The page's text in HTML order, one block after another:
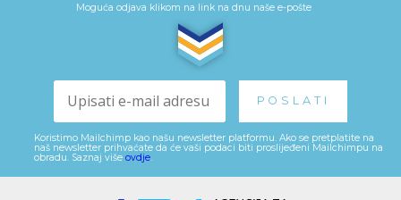
Moguća odjava klikom na link na dnu naše e-pošte
Koristimo Mailchimp kao našu newsletter platformu. Ako se pretplatite na
naš newsletter prihvaćate da će vaši podaci biti proslijeđeni Mailchimpu na
obradu. Saznaj više ovdje